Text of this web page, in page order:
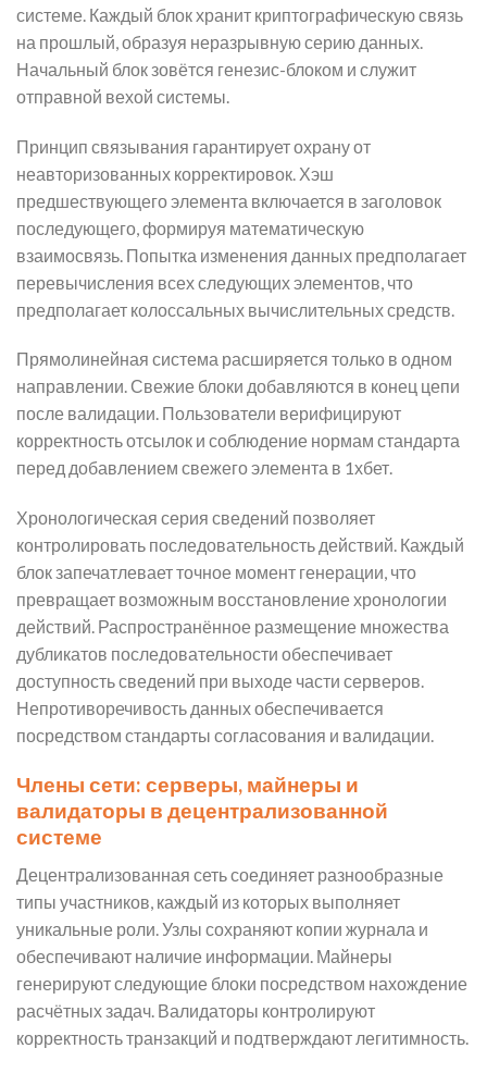
системе. Каждый блок хранит криптографическую связь
на прошлый, образуя неразрывную серию данных.
Начальный блок зовётся генезис-блоком и служит
отправной вехой системы.
Принцип связывания гарантирует охрану от
неавторизованных корректировок. Хэш
предшествующего элемента включается в заголовок
последующего, формируя математическую
взаимосвязь. Попытка изменения данных предполагает
перевычисления всех следующих элементов, что
предполагает колоссальных вычислительных средств.
Прямолинейная система расширяется только в одном
направлении. Свежие блоки добавляются в конец цепи
после валидации. Пользователи верифицируют
корректность отсылок и соблюдение нормам стандарта
перед добавлением свежего элемента в 1хбет.
Хронологическая серия сведений позволяет
контролировать последовательность действий. Каждый
блок запечатлевает точное момент генерации, что
превращает возможным восстановление хронологии
действий. Распространённое размещение множества
дубликатов последовательности обеспечивает
доступность сведений при выходе части серверов.
Непротиворечивость данных обеспечивается
посредством стандарты согласования и валидации.
Члены сети: серверы, майнеры и
валидаторы в децентрализованной
системе
Децентрализованная сеть соединяет разнообразные
типы участников, каждый из которых выполняет
уникальные роли. Узлы сохраняют копии журнала и
обеспечивают наличие информации. Майнеры
генерируют следующие блоки посредством нахождение
расчётных задач. Валидаторы контролируют
корректность транзакций и подтверждают легитимность.